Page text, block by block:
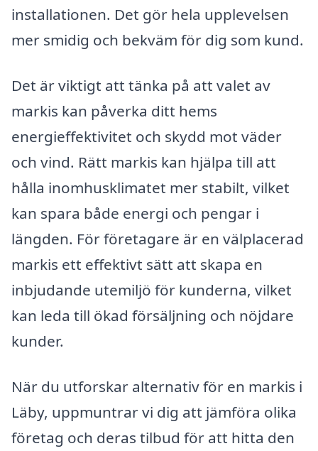
installationen. Det gör hela upplevelsen
mer smidig och bekväm för dig som kund.
Det är viktigt att tänka på att valet av
markis kan påverka ditt hems
energieffektivitet och skydd mot väder
och vind. Rätt markis kan hjälpa till att
hålla inomhusklimatet mer stabilt, vilket
kan spara både energi och pengar i
längden. För företagare är en välplacerad
markis ett effektivt sätt att skapa en
inbjudande utemiljö för kunderna, vilket
kan leda till ökad försäljning och nöjdare
kunder.
När du utforskar alternativ för en markis i
Läby, uppmuntrar vi dig att jämföra olika
företag och deras tilbud för att hitta den